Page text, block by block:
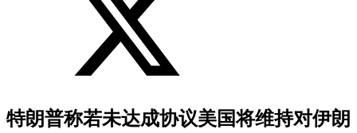
特朗普称若未达成协议美国将维持对伊朗